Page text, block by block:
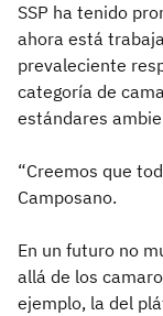
SSP ha tenido
ahora está
prevaleciente
categoría de
estándares
“Creemos que
Camposano.
En un futuro no
allá de los
ejemplo, la del